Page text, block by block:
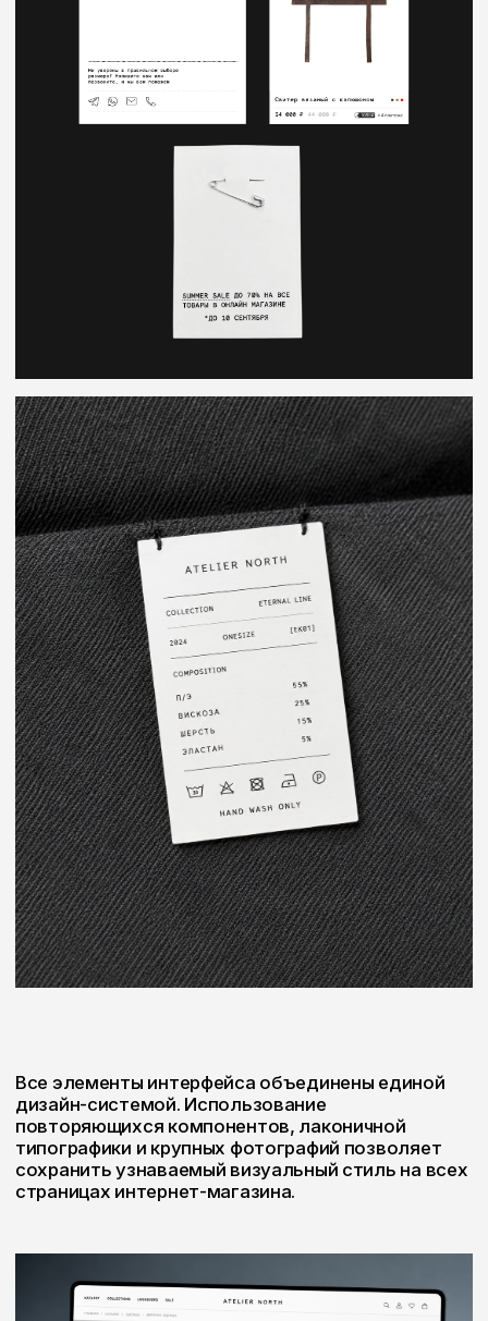
Все элементы интерфейса объединены единой
повторяющихся компонентов, лаконичной
типографики и крупных фотографий позволяет
сохранить узнаваемый визуальный стиль на всех
Что сделали
• UX-исследование структуры интернет-магазина
• Проектирование пользовательских сценариев
• Разработка дизайн-системы
• Дизайн каталога и карточек товаров
• Адаптивная мобильная версия
• Разработка на 1С-Битрикс
• Интеграция с 1С
• Настройка CRM
• Email-маркетинг
• SEO-подготовка
РАБОТЫ
• Скорость загрузки основных страниц
увеличилась более чем в 2 раза.
• Время поиска товара сократилось благодаря
РЕЗУЛЬТАТЫ